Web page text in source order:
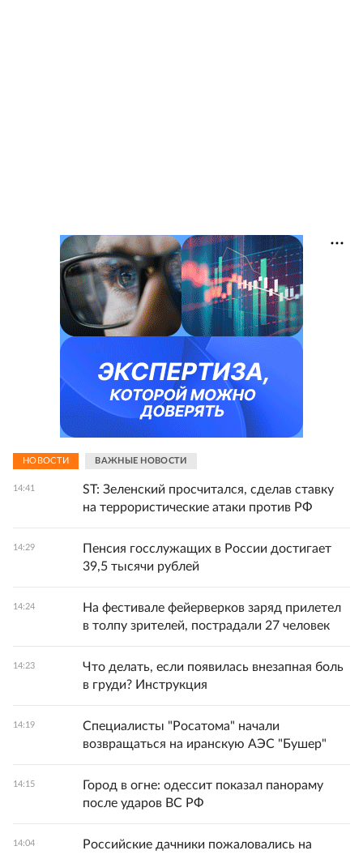
НОВОСТИ ВАЖНЫЕ НОВОСТИ
14:41
ST: Зеленский просчитался, сделав ставку
на террористические атаки против РФ
14:29
Пенсия госслужащих в России достигает
39,5 тысячи рублей
14:24
На фестивале фейерверков заряд прилетел
в толпу зрителей, пострадали 27 человек
14:23
Что делать, если появилась внезапная боль
в груди? Инструкция
14:19
Специалисты "Росатома" начали
возвращаться на иранскую АЭС "Бушер"
14:15
Город в огне: одессит показал панораму
после ударов ВС РФ
14:04
Российские дачники пожаловались на